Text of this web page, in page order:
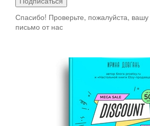
Спасибо! Проверьте, пожалуйста, вашу
письмо от нас